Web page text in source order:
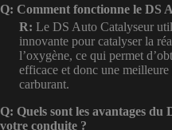
Q: Comment fonctionne le DS
R: Le DS Auto Catalyseur
innovante pour catalyser la
l’oxygène, ce qui permet
efficace et donc une
carburant.
Q: Quels sont les avantages
votre conduite ?